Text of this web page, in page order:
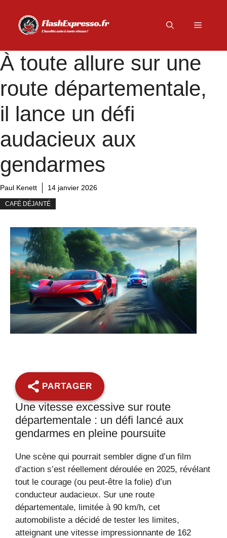
contenu
Menu
À toute allure sur une
route départementale,
il lance un défi
audacieux aux
gendarmes
Paul Kenett 14 janvier 2026
CAFÉ DÉJANTÉ
PARTAGER
Une vitesse excessive sur route
départementale : un défi lancé aux
gendarmes en pleine poursuite
Une scène qui pourrait sembler digne d’un film
d’action s’est réellement déroulée en 2025, révélant
tout le courage (ou peut-être la folie) d’un
conducteur audacieux. Sur une route
départementale, limitée à 90 km/h, cet
automobiliste a décidé de tester les limites,
atteignant une vitesse impressionnante de 162